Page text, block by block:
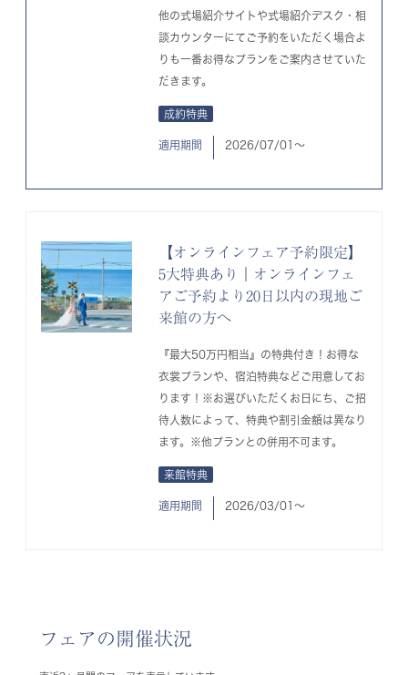
他の式場紹介サイトや式場紹介デスク・相
談カウンターにてご予約をいただく場合よ
りも一番お得なプランをご案内させていた
だきます。
成約特典
適用期間 2026/07/01〜
【オンラインフェア予約限定】
5大特典あり｜オンラインフェ
アご予約より20日以内の現地ご
来館の方へ
『最大50万円相当』の特典付き！お得な
衣裳プランや、宿泊特典などご用意してお
ります！※お選びいただくお日にち、ご招
待人数によって、特典や割引金額は異なり
ます。※他プランとの併用不可ます。
来館特典
適用期間 2026/03/01〜
フェアの開催状況